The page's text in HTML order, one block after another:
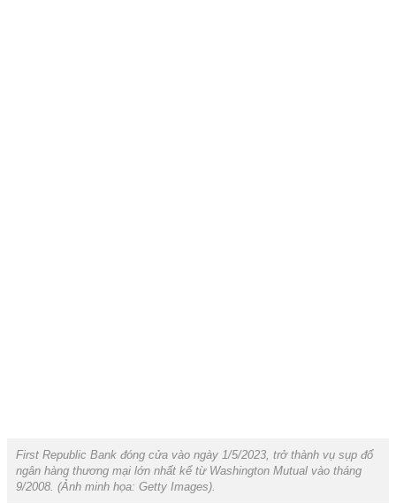
First Republic Bank đóng cửa vào ngày 1/5/2023, trở thành vụ sụp đổ
ngân hàng thương mại lớn nhất kể từ Washington Mutual vào tháng
9/2008. (Ảnh minh họa: Getty Images).